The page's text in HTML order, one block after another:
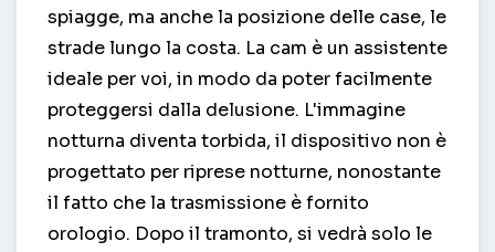
spiagge, ma anche la posizione delle case, le
strade lungo la costa. La cam è un assistente
ideale per voi, in modo da poter facilmente
proteggersi dalla delusione. L'immagine
notturna diventa torbida, il dispositivo non è
progettato per riprese notturne, nonostante
il fatto che la trasmissione è fornito
orologio. Dopo il tramonto, si vedrà solo le